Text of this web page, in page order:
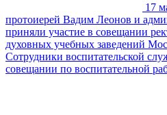
17
протоиерей Вадим Леонов и
приняли участие в совещании
духовных учебных заведений
Сотрудники воспитательской
совещании по воспитательной